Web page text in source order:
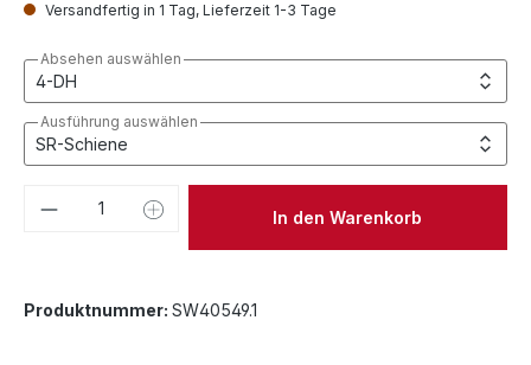
Versandfertig in 1 Tag, Lieferzeit 1-3 Tage
Absehen auswählen
Ausführung auswählen
Produkt Anzahl: Gib denIn den Warenkorb
Produktnummer: SW40549.1